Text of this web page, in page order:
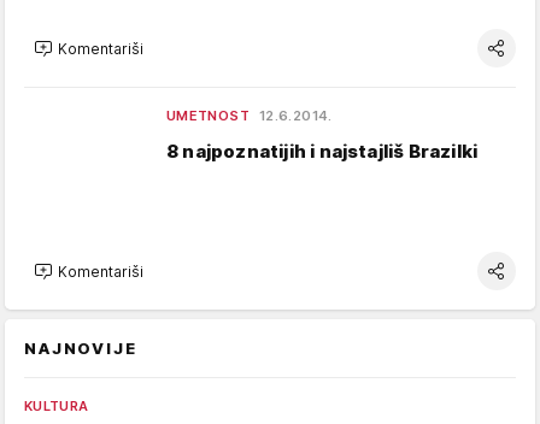
Komentariši
UMETNOST 12.6.2014.
8 najpoznatijih i najstajliš Brazilki
Komentariši
NAJNOVIJE
KULTURA